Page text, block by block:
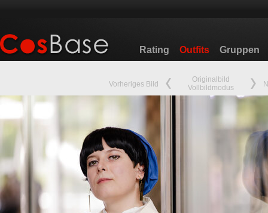
Rating Outfits Gruppen
Vorheriges Bild
Originalbild
Vollbildmodus